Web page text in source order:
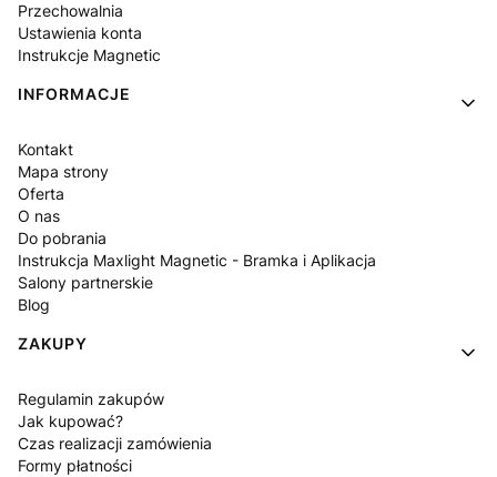
Przechowalnia
Ustawienia konta
Instrukcje Magnetic
INFORMACJE
Kontakt
Mapa strony
Oferta
O nas
Do pobrania
Instrukcja Maxlight Magnetic - Bramka i Aplikacja
Salony partnerskie
Blog
ZAKUPY
Regulamin zakupów
Jak kupować?
Czas realizacji zamówienia
Formy płatności